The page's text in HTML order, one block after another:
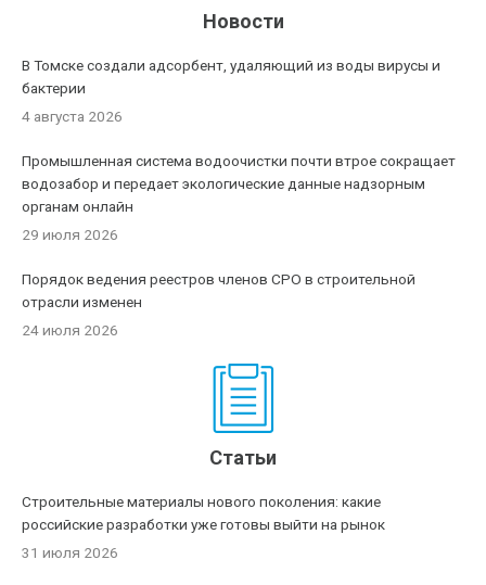
Новости
В Томске создали адсорбент, удаляющий из воды вирусы и
бактерии
4 августа 2026
Промышленная система водоочистки почти втрое сокращает
водозабор и передает экологические данные надзорным
органам онлайн
29 июля 2026
Порядок ведения реестров членов СРО в строительной
отрасли изменен
24 июля 2026
Статьи
Строительные материалы нового поколения: какие
российские разработки уже готовы выйти на рынок
31 июля 2026